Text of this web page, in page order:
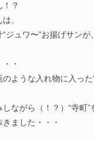
！？
、
ジュワ〜”お揚げサンが
・
のような入れ物に入った
ながら（！？）“寺町”
ました・・・